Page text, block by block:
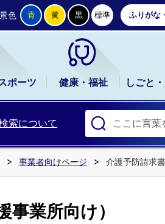
ジ
色 青 黄 黒 標準 ふりがな
ポーツ 健康・福祉 しごと
索について
事業者向けページ 介護予防請求
事業所向け）